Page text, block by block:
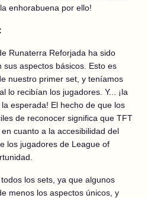
enhorabuena por ello!
Runaterra Reforjada ha sido
aspectos básicos. Esto es
nuestro primer set, y teníamos
lo recibían los jugadores. Y... ¡la
esperada! El hecho de que los
de reconocer significa que TFT
cuanto a la accesibilidad del
los jugadores de League of
los sets, ya que algunos
menos los aspectos únicos, y